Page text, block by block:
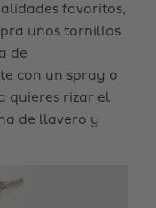
favoritos,
unos tornillos
de
con un spray o
quieres rizar el
de llavero y